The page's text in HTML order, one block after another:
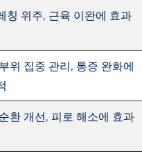
칭 위주, 근육 이완에 효과
위 집중 관리, 통증 완화에
환 개선, 피로 해소에 효과